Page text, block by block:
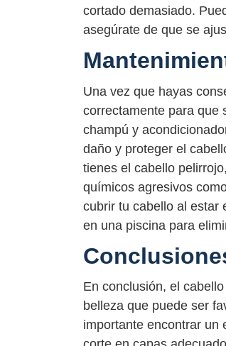
cortado demasiado.
asegúrate de que se
Una vez que hayas
correctamente para que
champú y
daño y proteger el
tienes el cabello
químicos agresivos
cubrir tu cabello al estar
en una piscina para
En conclusión, el
belleza que puede ser
importante encontrar un